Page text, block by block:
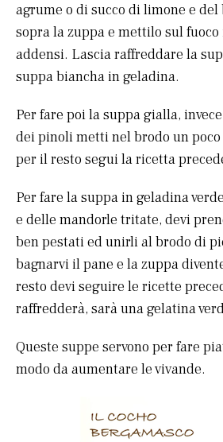
agrume o di succo di limone e del
sopra la zuppa e mettilo sul fuoco
addensi. Lascia raffreddare la
suppa biancha in geladina.
Per fare poi la suppa gialla,
dei pinoli metti nel brodo un
per il resto segui la ricetta
Per fare la suppa in geladina
e delle mandorle tritate, devi
ben pestati ed unirli al brodo di
bagnarvi il pane e la zuppa
resto devi seguire le ricette
raffredderà, sarà una gelatina
Queste suppe servono per fare
modo da aumentare le vivande.